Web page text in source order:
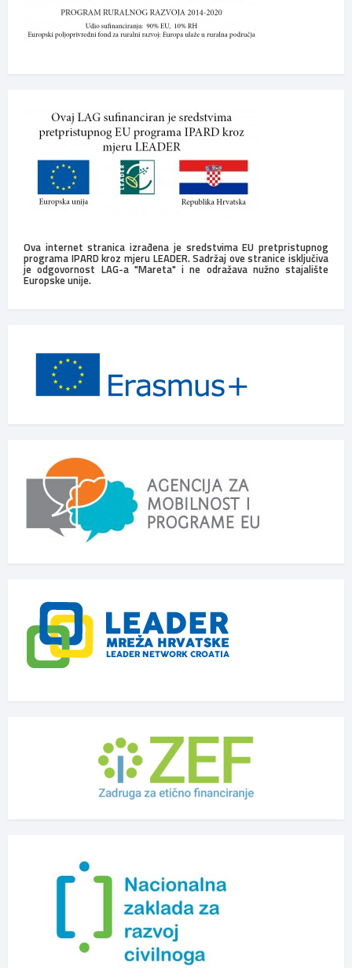
Ova internet stranica izrađena je sredstvima EU pretpristupnog
programa IPARD kroz mjeru LEADER. Sadržaj ove stranice isključiva
je odgovornost LAG-a "Mareta" i ne odražava nužno stajalište
Europske unije.